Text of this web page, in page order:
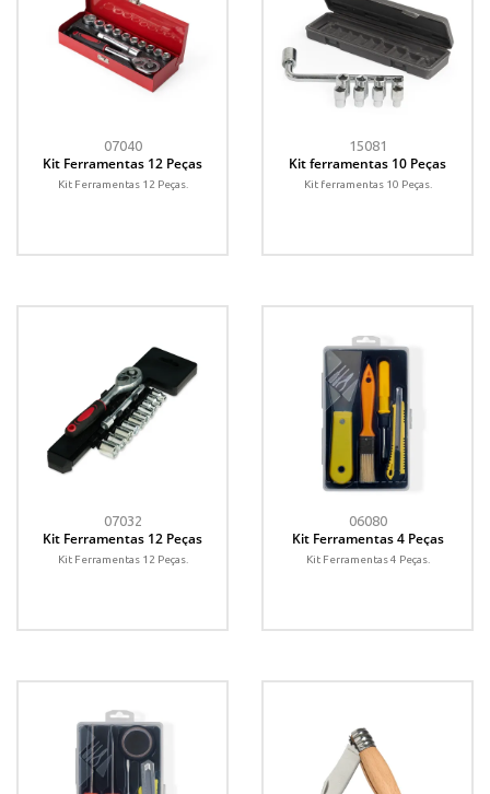
07040
Kit Ferramentas 12 Peças
Kit Ferramentas 12 Peças.
15081
Kit ferramentas 10 Peças
Kit ferramentas 10 Peças.
07032
Kit Ferramentas 12 Peças
Kit Ferramentas 12 Peças.
06080
Kit Ferramentas 4 Peças
Kit Ferramentas 4 Peças.